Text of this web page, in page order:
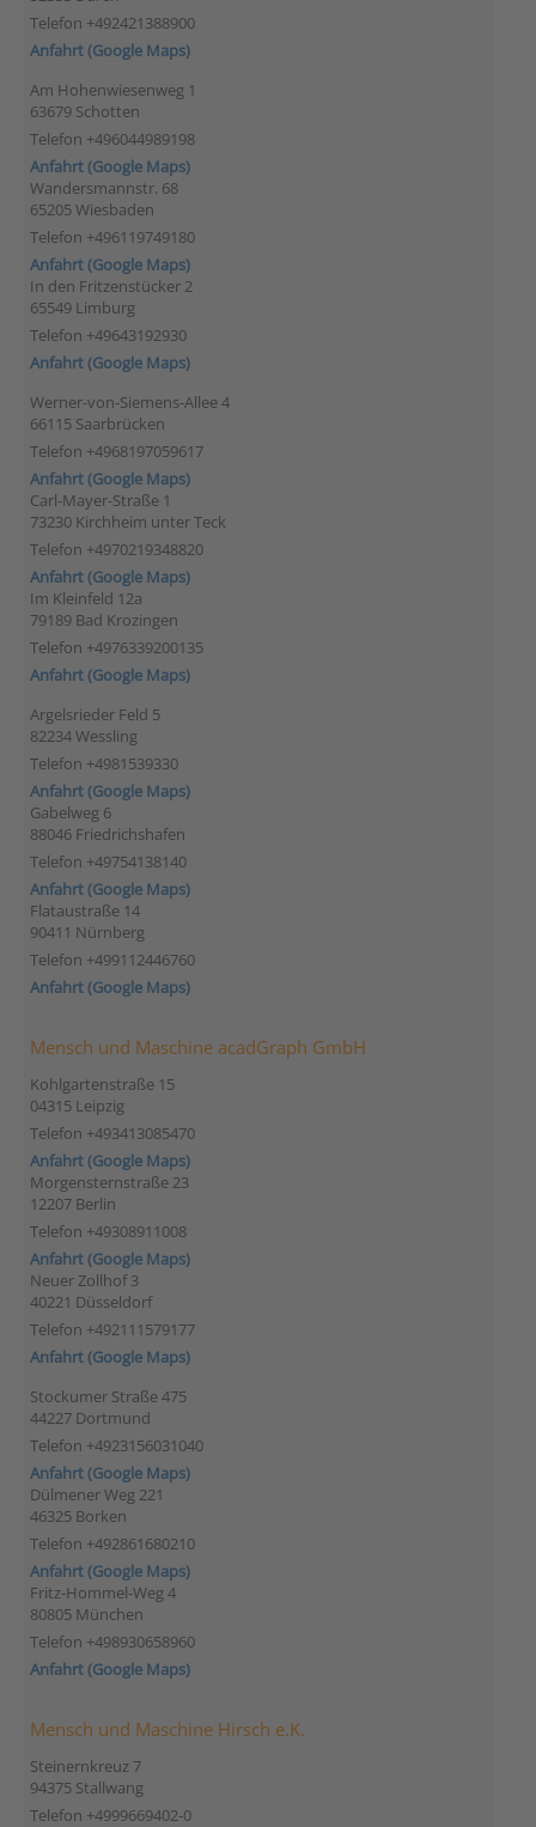
Telefon +492421388900
Anfahrt (Google Maps)
Am Hohenwiesenweg 1
63679 Schotten
Telefon +496044989198
Anfahrt (Google Maps)
Wandersmannstr. 68
65205 Wiesbaden
Telefon +496119749180
Anfahrt (Google Maps)
In den Fritzenstücker 2
65549 Limburg
Telefon +49643192930
Anfahrt (Google Maps)
Werner-von-Siemens-Allee 4
66115 Saarbrücken
Telefon +4968197059617
Anfahrt (Google Maps)
Carl-Mayer-Straße 1
73230 Kirchheim unter Teck
Telefon +4970219348820
Anfahrt (Google Maps)
Im Kleinfeld 12a
79189 Bad Krozingen
Telefon +4976339200135
Anfahrt (Google Maps)
Argelsrieder Feld 5
82234 Wessling
Telefon +4981539330
Anfahrt (Google Maps)
Gabelweg 6
88046 Friedrichshafen
Telefon +49754138140
Anfahrt (Google Maps)
Flataustraße 14
90411 Nürnberg
Telefon +499112446760
Anfahrt (Google Maps)
Mensch und Maschine acadGraph GmbH
Kohlgartenstraße 15
04315 Leipzig
Telefon +493413085470
Anfahrt (Google Maps)
Morgensternstraße 23
12207 Berlin
Telefon +49308911008
Anfahrt (Google Maps)
Neuer Zollhof 3
40221 Düsseldorf
Telefon +492111579177
Anfahrt (Google Maps)
Stockumer Straße 475
44227 Dortmund
Telefon +4923156031040
Anfahrt (Google Maps)
Dülmener Weg 221
46325 Borken
Telefon +492861680210
Anfahrt (Google Maps)
Fritz-Hommel-Weg 4
80805 München
Telefon +498930658960
Anfahrt (Google Maps)
Mensch und Maschine Hirsch e.K.
Steinernkreuz 7
94375 Stallwang
Telefon +4999669402-0